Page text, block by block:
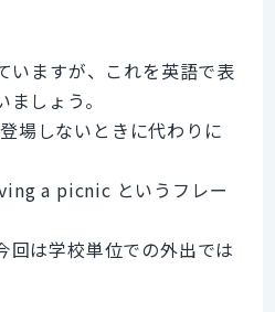
いますが、これを英語で表
しょう。
場しないときに代わりに
a picnic というフレー
は学校単位での外出では